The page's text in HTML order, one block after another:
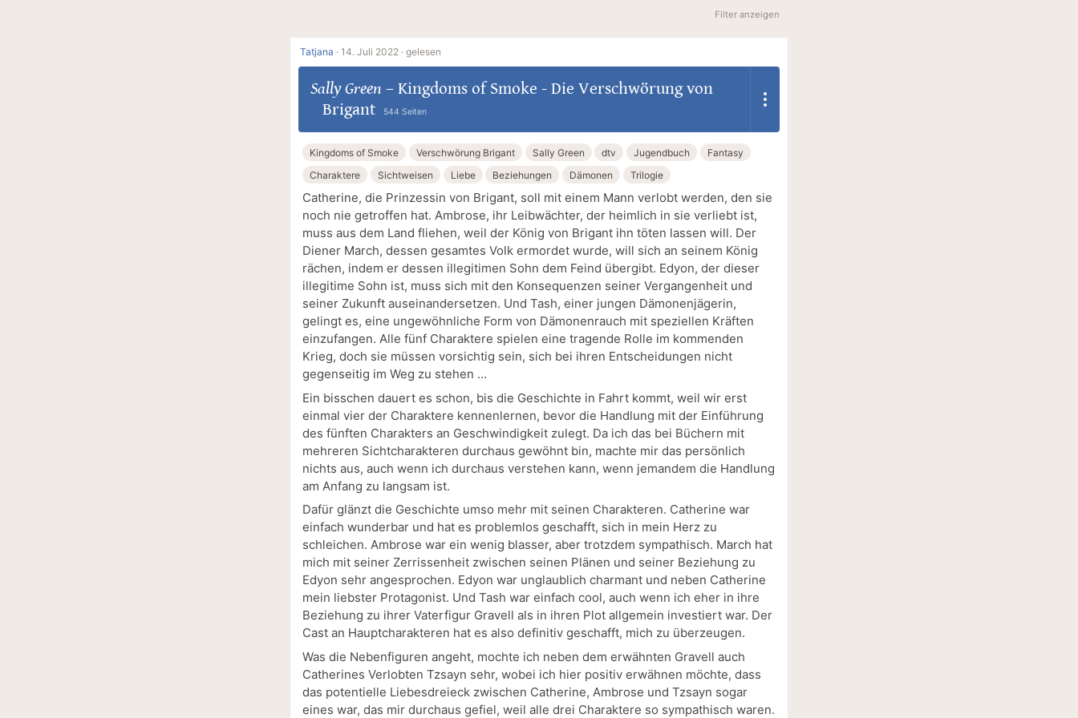
Filter anzeigen
Tatjana · 14. Juli 2022 · gelesen
Sally Green – Kingdoms of Smoke - Die Verschwörung von
Brigant
544 Seiten
Kingdoms of Smoke Verschwörung Brigant Sally Green dtv Jugendbuch
Fantasy
Charaktere
Sichtweisen Liebe Beziehungen Dämonen Trilogie
Catherine, die Prinzessin von Brigant, soll mit einem Mann verlobt werden, den sie
noch nie getroffen hat. Ambrose, ihr Leibwächter, der heimlich in sie verliebt ist,
muss aus dem Land fliehen, weil der König von Brigant ihn töten lassen will. Der
Diener March, dessen gesamtes Volk ermordet wurde, will sich an seinem König
rächen, indem er dessen illegitimen Sohn dem Feind übergibt. Edyon, der dieser
illegitime Sohn ist, muss sich mit den Konsequenzen seiner Vergangenheit und
seiner Zukunft auseinandersetzen. Und Tash, einer jungen Dämonenjägerin,
gelingt es, eine ungewöhnliche Form von Dämonenrauch mit speziellen Kräften
einzufangen. Alle fünf Charaktere spielen eine tragende Rolle im kommenden
Krieg, doch sie müssen vorsichtig sein, sich bei ihren Entscheidungen nicht
gegenseitig im Weg zu stehen …
Ein bisschen dauert es schon, bis die Geschichte in Fahrt kommt, weil wir erst
einmal vier der Charaktere kennenlernen, bevor die Handlung mit der Einführung
des fünften Charakters an Geschwindigkeit zulegt. Da ich das bei Büchern mit
mehreren Sichtcharakteren durchaus gewöhnt bin, machte mir das persönlich
nichts aus, auch wenn ich durchaus verstehen kann, wenn jemandem die Handlung
am Anfang zu langsam ist.
Dafür glänzt die Geschichte umso mehr mit seinen Charakteren. Catherine war
einfach wunderbar und hat es problemlos geschafft, sich in mein Herz zu
schleichen. Ambrose war ein wenig blasser, aber trotzdem sympathisch. March hat
mich mit seiner Zerrissenheit zwischen seinen Plänen und seiner Beziehung zu
Edyon sehr angesprochen. Edyon war unglaublich charmant und neben Catherine
mein liebster Protagonist. Und Tash war einfach cool, auch wenn ich eher in ihre
Beziehung zu ihrer Vaterfigur Gravell als in ihren Plot allgemein investiert war. Der
Cast an Hauptcharakteren hat es also definitiv geschafft, mich zu überzeugen.
Was die Nebenfiguren angeht, mochte ich neben dem erwähnten Gravell auch
Catherines Verlobten Tzsayn sehr, wobei ich hier positiv erwähnen möchte, dass
das potentielle Liebesdreieck zwischen Catherine, Ambrose und Tzsayn sogar
eines war, das mir durchaus gefiel, weil alle drei Charaktere so sympathisch waren.